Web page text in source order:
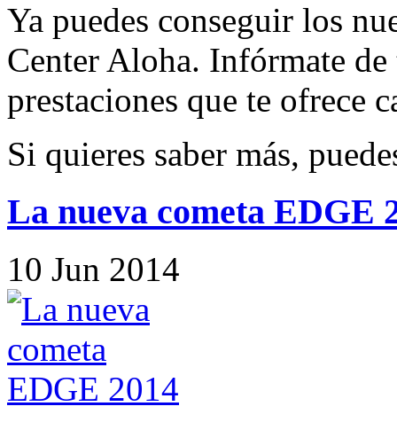
Ya puedes conseguir los
Center Aloha. Infórmate
prestaciones que te ofrece
Si quieres saber más,
La nueva cometa EDGE
10 Jun 2014